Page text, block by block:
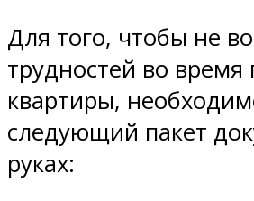
Для того, чтобы не
трудностей во
квартиры,
следующий пакет
руках: